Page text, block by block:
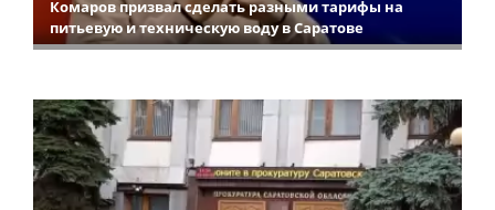
Комаров призвал сделать разными тарифы на
питьевую и техническую воду в Саратове